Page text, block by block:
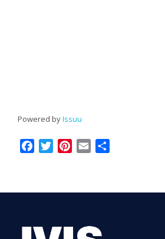
Powered byIssuu
FacebookTwitterPinterest
Email